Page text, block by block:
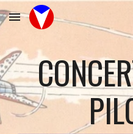
Skip to main content